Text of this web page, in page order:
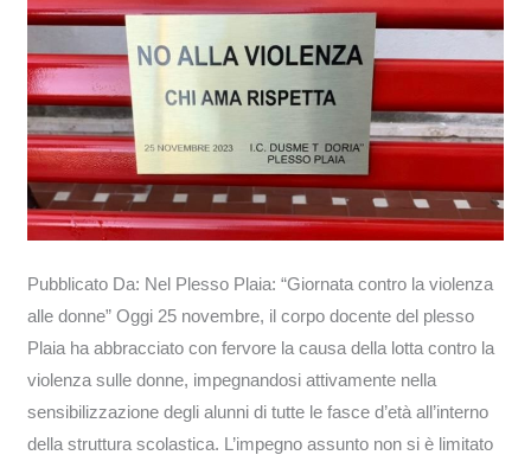
Pubblicato Da: Nel Plesso Plaia: “Giornata contro la violenza
alle donne” Oggi 25 novembre, il corpo docente del plesso
Plaia ha abbracciato con fervore la causa della lotta contro la
violenza sulle donne, impegnandosi attivamente nella
sensibilizzazione degli alunni di tutte le fasce d’età all’interno
della struttura scolastica. L’impegno assunto non si è limitato
la
violenza
alle
donne”